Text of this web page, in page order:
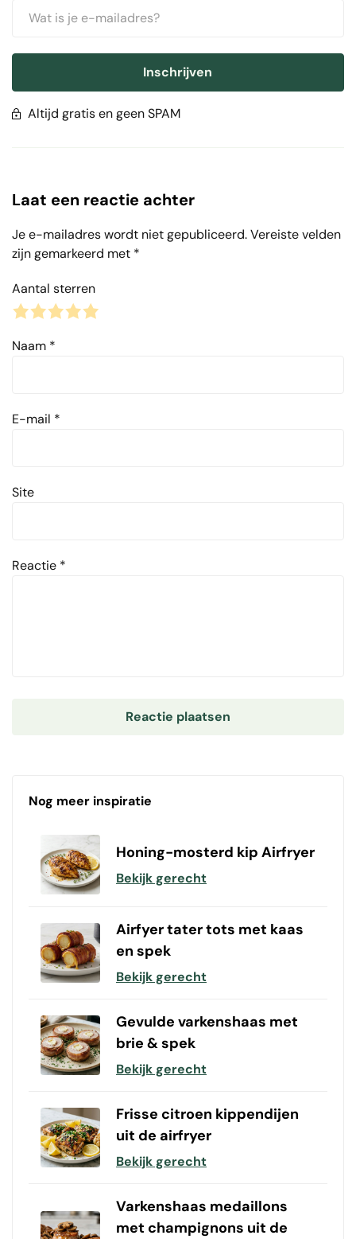
Inschrijven
Altijd gratis en geen SPAM
Laat een reactie achter
Je e-mailadres wordt niet gepubliceerd.Vereiste velden
zijn gemarkeerd met *
Aantal sterren
4
3
2
1
Naam *
E-mail *
Site
Reactie *
Nog meer inspiratie
Honing-mosterd kip Airfryer
Bekijk gerecht
Airfyer tater tots met kaas
en spek
Bekijk gerecht
Gevulde varkenshaas met
brie & spek
Bekijk gerecht
Frisse citroen kippendijen
uit de airfryer
Bekijk gerecht
Varkenshaas medaillons
met champignons uit de